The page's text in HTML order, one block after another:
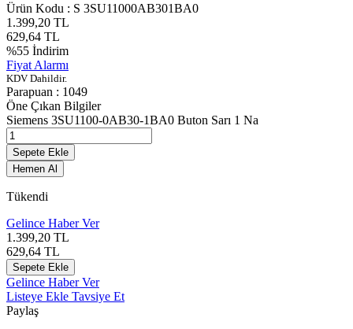
Ürün Kodu : S 3SU11000AB301BA0
1.399,20 TL
629,64 TL
%55 İndirim
Fiyat Alarmı
KDV Dahildir.
Parapuan : 1049
Öne Çıkan Bilgiler
Siemens 3SU1100-0AB30-1BA0 Buton Sarı 1 Na
Sepete Ekle
Hemen Al
Tükendi
Gelince Haber Ver
1.399,20 TL
629,64 TL
Sepete Ekle
Gelince Haber Ver
Listeye Ekle Tavsiye Et
Paylaş